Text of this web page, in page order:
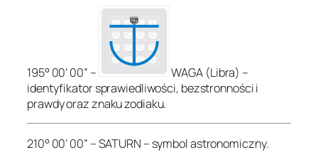
195° 00’ 00” –
WAGA (Libra) –
identyfikator sprawiedliwości, bezstronności i
prawdy oraz znaku zodiaku.
210° 00’ 00” – SATURN – symbol astronomiczny.